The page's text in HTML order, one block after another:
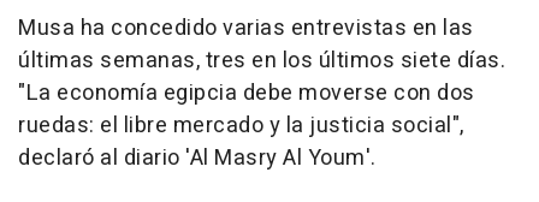
Musa ha concedido varias entrevistas en las
últimas semanas, tres en los últimos siete días.
"La economía egipcia debe moverse con dos
ruedas: el libre mercado y la justicia social",
declaró al diario 'Al Masry Al Youm'.